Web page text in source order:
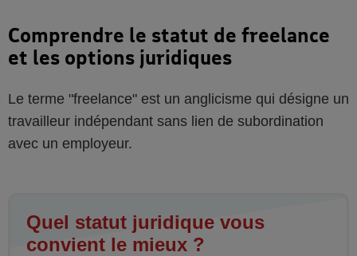
Comprendre le statut de freelance
et les options juridiques
Le terme "freelance" est un anglicisme qui désigne un
travailleur indépendant sans lien de subordination
avec un employeur.
Quel statut juridique vous
convient le mieux ?